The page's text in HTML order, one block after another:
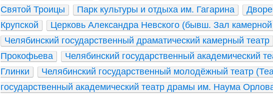
Святой Троицы
Парк культуры и отдыха им. Гагарина
Крупской
Церковь Александра Невского (бывш. Зал
Челябинский государственный драматический камерный театр
Прокофьева
Челябинский государственный академический
Глинки
Челябинский государственный молодёжный театр
государственный академический театр драмы им. Наума